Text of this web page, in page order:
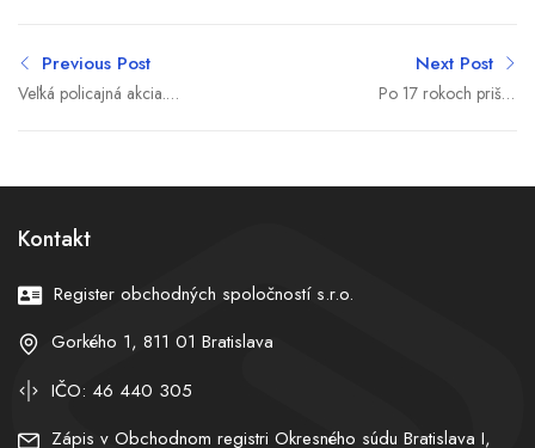
Previous Post
Veľká policajná akcia.
Next Post
Po 17 rokoch prišiel
Kontakt
Register obchodných spoločností s.r.o.
Gorkého 1, 811 01 Bratislava
IČO: 46 440 305
Zápis v Obchodnom registri Okresného súdu Bratislava I,